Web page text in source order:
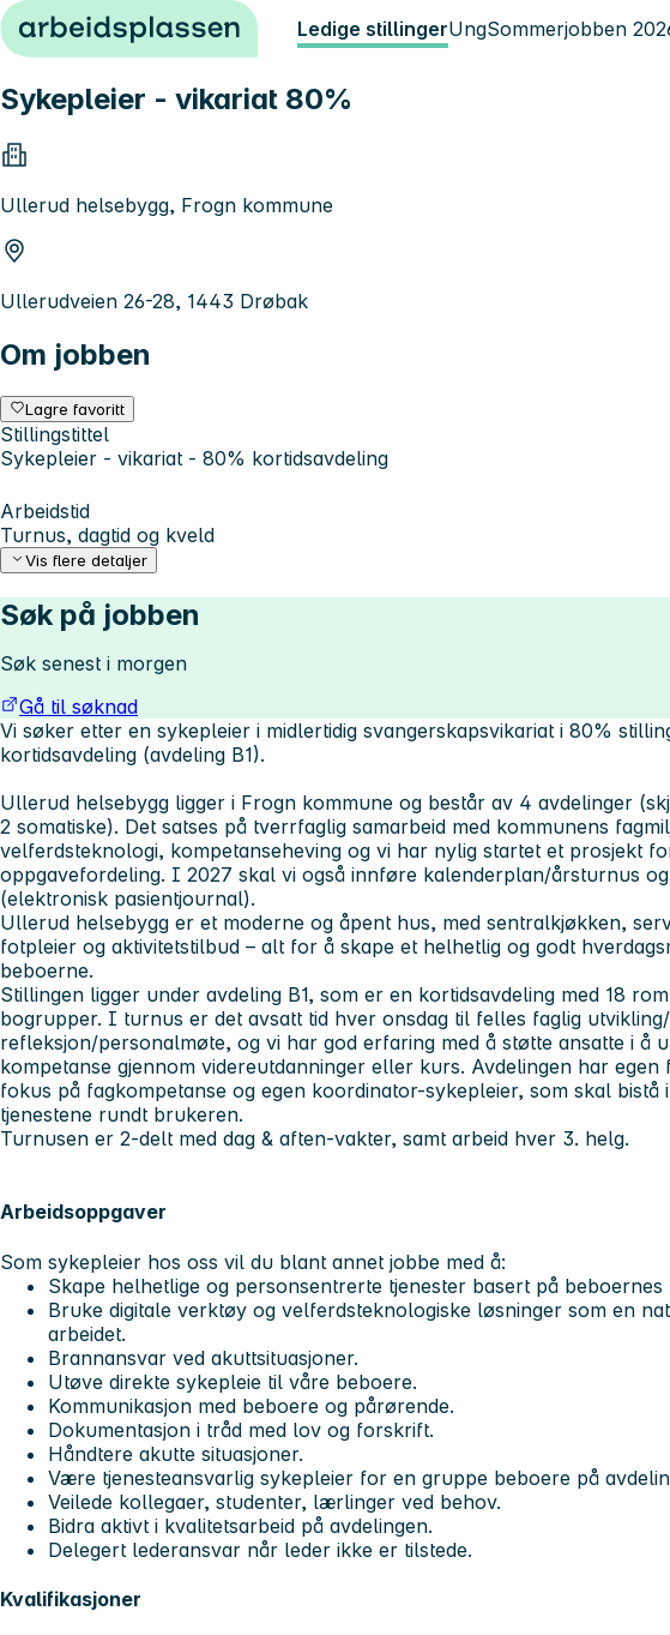
Hopp til innhold Ledige stillingerUngSommerjobben
Sykepleier - vikariat 80%
Ullerud helsebygg, Frogn kommune
Ullerudveien 26-28, 1443 Drøbak
Om jobben
Lagre favoritt
Stillingstittel
Sykepleier - vikariat - 80% kortidsavdeling
Arbeidstid
Turnus, dagtid og kveld
Vis flere detaljer
Søk på jobben
Søk senest i morgen
Gå til søknad
Vi søker etter en sykepleier i midlertidig svangerskapsvikariat i 80%
kortidsavdeling (avdeling B1).
Ullerud helsebygg ligger i Frogn kommune og består av 4 avdelinger
2 somatiske). Det satses på tverrfaglig samarbeid med kommunens
velferdsteknologi, kompetanseheving og vi har nylig startet et prosjekt
oppgavefordeling. I 2027 skal vi også innføre kalenderplan/årsturnus
(elektronisk pasientjournal).
Ullerud helsebygg er et moderne og åpent hus, med sentralkjøkken,
fotpleier og aktivitetstilbud – alt for å skape et helhetlig og godt
beboerne.
Stillingen ligger under avdeling B1, som er en kortidsavdeling med 18
bogrupper. I turnus er det avsatt tid hver onsdag til felles faglig
refleksjon/personalmøte, og vi har god erfaring med å støtte ansatte i å
kompetanse gjennom videreutdanninger eller kurs. Avdelingen har egen
fokus på fagkompetanse og egen koordinator-sykepleier, som skal bistå
tjenestene rundt brukeren.
Turnusen er 2-delt med dag & aften-vakter, samt arbeid hver 3. helg.
Arbeidsoppgaver
Som sykepleier hos oss vil du blant annet jobbe med å:
Skape helhetlige og personsentrerte tjenester basert på beboernes
Bruke digitale verktøy og velferdsteknologiske løsninger som en
arbeidet.
Brannansvar ved akuttsituasjoner.
Utøve direkte sykepleie til våre beboere.
Kommunikasjon med beboere og pårørende.
Dokumentasjon i tråd med lov og forskrift.
Håndtere akutte situasjoner.
Være tjenesteansvarlig sykepleier for en gruppe beboere på
Veilede kollegaer, studenter, lærlinger ved behov.
Bidra aktivt i kvalitetsarbeid på avdelingen.
Delegert lederansvar når leder ikke er tilstede.
Kvalifikasjoner